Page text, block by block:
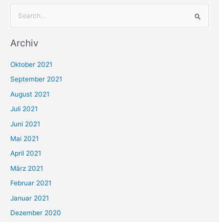
c
n
n
a
c
h
:
Archiv
Oktober 2021
September 2021
August 2021
Juli 2021
Juni 2021
Mai 2021
April 2021
März 2021
Februar 2021
Januar 2021
Dezember 2020